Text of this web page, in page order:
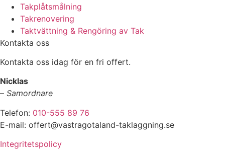
Takplåtsmålning
Takrenovering
Taktvättning & Rengöring av Tak
Kontakta oss
Kontakta oss idag för en fri offert.
Nicklas
– Samordnare
Telefon: 010-555 89 76
E-mail: offert@vastragotaland-taklaggning.se
Integritetspolicy